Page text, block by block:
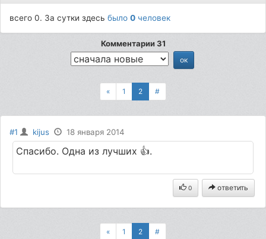
всего 0. За сутки здесьбыло0 человек
Комментарии 31
« 1 2 #
#1 kijus 18 января 2014
Спасибо. Одна из лучших 👍.
0 ответить
« 1 2 #